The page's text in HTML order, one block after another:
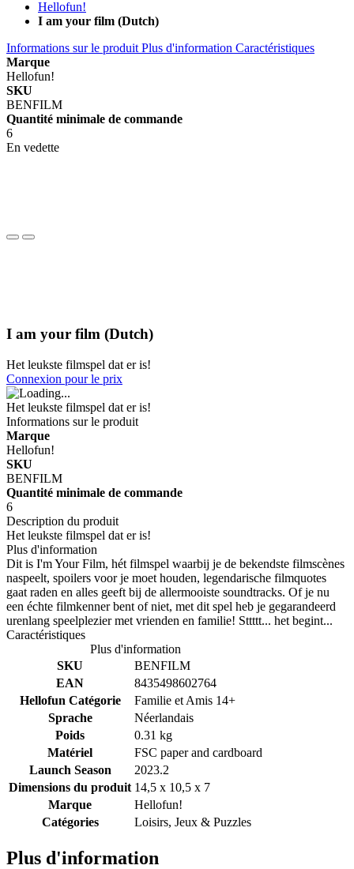
Hellofun!
I am your film (Dutch)
Informations sur le produit Plus d'information Caractéristiques
Marque
Hellofun!
SKU
BENFILM
Quantité minimale de commande
6
En vedette
I am your film (Dutch)
Het leukste filmspel dat er is!
Connexion pour le prix
Het leukste filmspel dat er is!
Informations sur le produit
Marque
Hellofun!
SKU
BENFILM
Quantité minimale de commande
6
Description du produit
Het leukste filmspel dat er is!
Plus d'information
Dit is I'm Your Film, hét filmspel waarbij je de bekendste filmscènes
naspeelt, spoilers voor je moet houden, legendarische filmquotes
gaat raden en alles geeft bij de allermooiste soundtracks. Of je nu
een échte filmkenner bent of niet, met dit spel heb je gegarandeerd
urenlang speelplezier met vrienden en familie! Sttttt... het begint...
Caractéristiques
Plus d'information
SKU
BENFILM
EAN
8435498602764
Hellofun Catégorie
Familie et Amis 14+
Sprache
Néerlandais
Poids
0.31 kg
Matériel
FSC paper and cardboard
Launch Season
2023.2
Dimensions du produit 14,5 x 10,5 x 7
Marque
Hellofun!
Catégories
Loisirs, Jeux & Puzzles
Plus d'information